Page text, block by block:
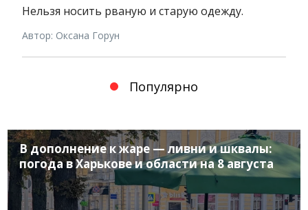
Нельзя носить рваную и старую одежду.
Автор: Оксана Горун
Популярно
В дополнение к жаре — ливни и шквалы:
погода в Харькове и области на 8 августа